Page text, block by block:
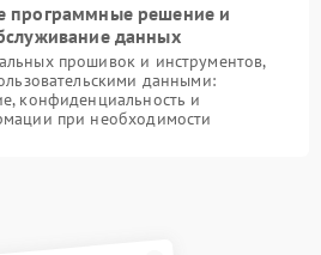
программные решение и
данных
прошивок и инструментов,
данными:
конфиденциальность и
при необходимости